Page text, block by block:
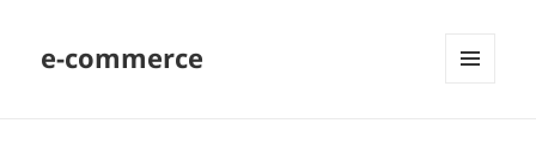
e-commerce